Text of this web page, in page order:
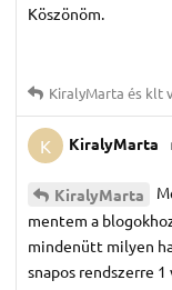
Köszönöm.
KiralyMarta és klt
K KiralyMarta
KiralyMarta
mentem a
mindenütt milyen
snapos rendszerre 1